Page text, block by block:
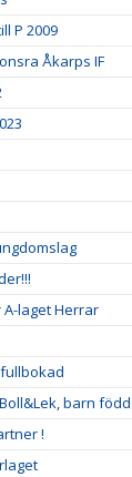
P 2009
Åkarps IF
laget Herrar
barn
!